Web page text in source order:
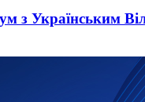
з Українським